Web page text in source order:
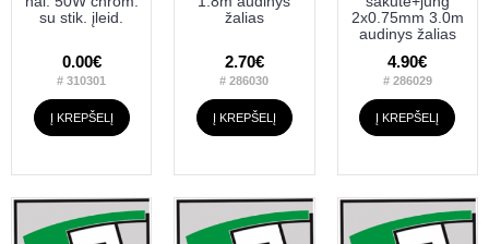
su stik. įleid.
0.00€
# 310301
Į KREPŠELĮ
žalias
2.70€
# 286030
Į KREPŠELĮ
2x0.75mm 3.0m
audinys žalias
4.90€
# 286029
Į KREPŠELĮ